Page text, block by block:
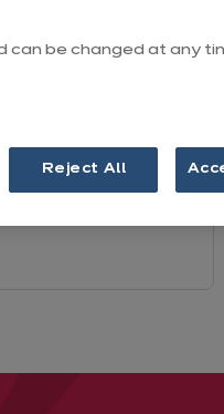
can be changed at any
Reject All